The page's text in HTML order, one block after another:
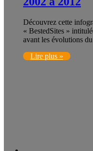
Découvrez cette
« BestedSites »
avant les évolutions
Lire plus »